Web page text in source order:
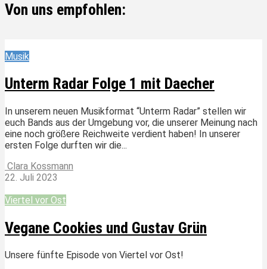
Von uns empfohlen:
Musik
Unterm Radar Folge 1 mit Daecher
In unserem neuen Musikformat “Unterm Radar” stellen wir
euch Bands aus der Umgebung vor, die unserer Meinung nach
eine noch größere Reichweite verdient haben! In unserer
ersten Folge durften wir die...
Clara Kossmann
22. Juli 2023
Viertel vor Ost
Vegane Cookies und Gustav Grün
Unsere fünfte Episode von Viertel vor Ost!